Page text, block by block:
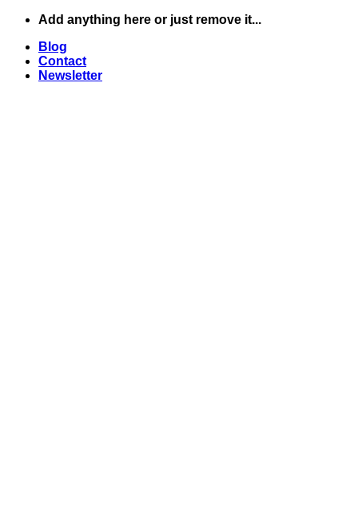
Skip
content
Add anything here or just remove it...
Blog
Contact
Newsletter